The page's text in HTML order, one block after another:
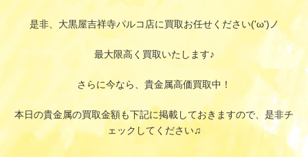
是非、大黒屋吉祥寺パルコ店に買取お任せください('ω')ノ
最大限高く買取いたします♪
さらに今なら、貴金属高価買取中！
本日の貴金属の買取金額も下記に掲載しておきますので、是非チ
ェックしてください♫